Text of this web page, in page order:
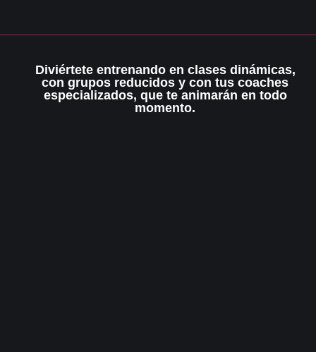
Diviértete entrenando en clases dinámicas,
con grupos reducidos y con tus coaches
especializados, que te animarán en todo
momento.